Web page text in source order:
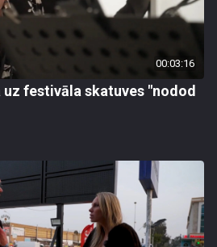
00:03:16
festivāla skatuves "nodod